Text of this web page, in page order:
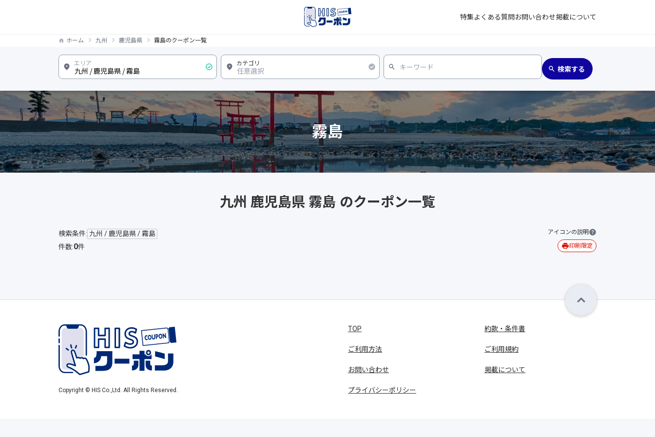
特集よくある質問お問い合わせ掲載について
ホーム 九州 鹿児島県 霧島のクーポン一覧
霧島
九州 鹿児島県 霧島 のクーポン一覧
検索条件: 九州 / 鹿児島県 / 霧島
件数:0件
アイコンの説明
印刷限定
TOP
ご利用方法
お問い合わせ
プライバシーポリシー
約款・条件書
ご利用規約
掲載について
Copyright © HIS Co.,Ltd. All Rights Reserved.